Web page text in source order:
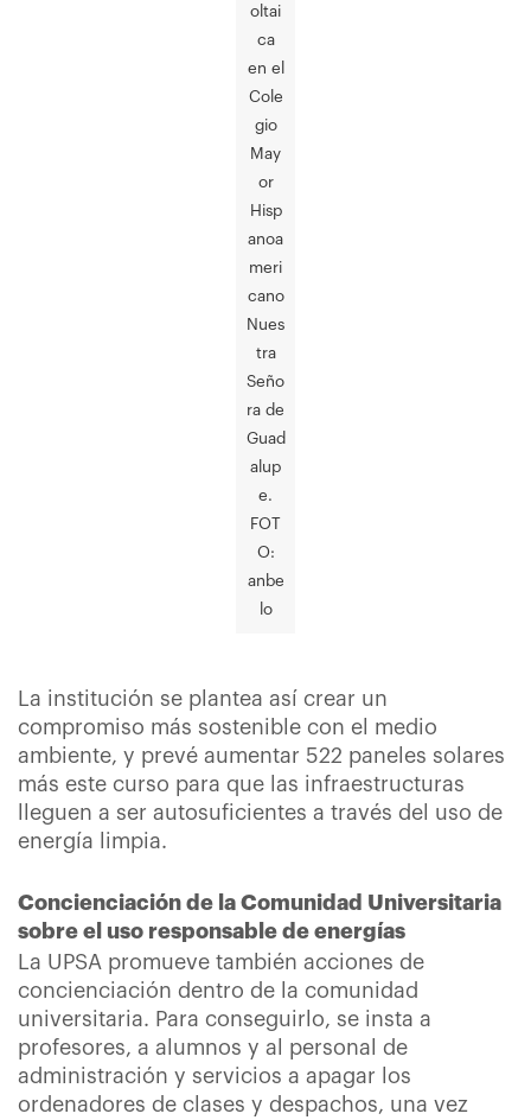
oltai
ca
en el
Cole
gio
May
or
Hisp
anoa
meri
cano
Nues
tra
Seño
ra de
Guad
alup
e.
FOT
O:
anbe
lo
La institución se plantea así crear un
compromiso más sostenible con el medio
ambiente, y prevé aumentar 522 paneles solares
más este curso para que las infraestructuras
lleguen a ser autosuficientes a través del uso de
energía limpia.
Concienciación de la Comunidad Universitaria
sobre el uso responsable de energías
La UPSA promueve también acciones de
concienciación dentro de la comunidad
universitaria. Para conseguirlo, se insta a
profesores, a alumnos y al personal de
administración y servicios a apagar los
ordenadores de clases y despachos, una vez